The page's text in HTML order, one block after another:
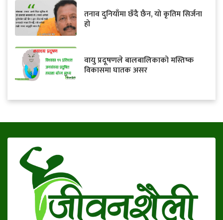
तनाव दुनियाँमा छँदै छैन, यो कृतिम सिर्जना
हो
वायु प्रदूषणले बालबालिकाको मस्तिष्क
विकासमा घातक असर